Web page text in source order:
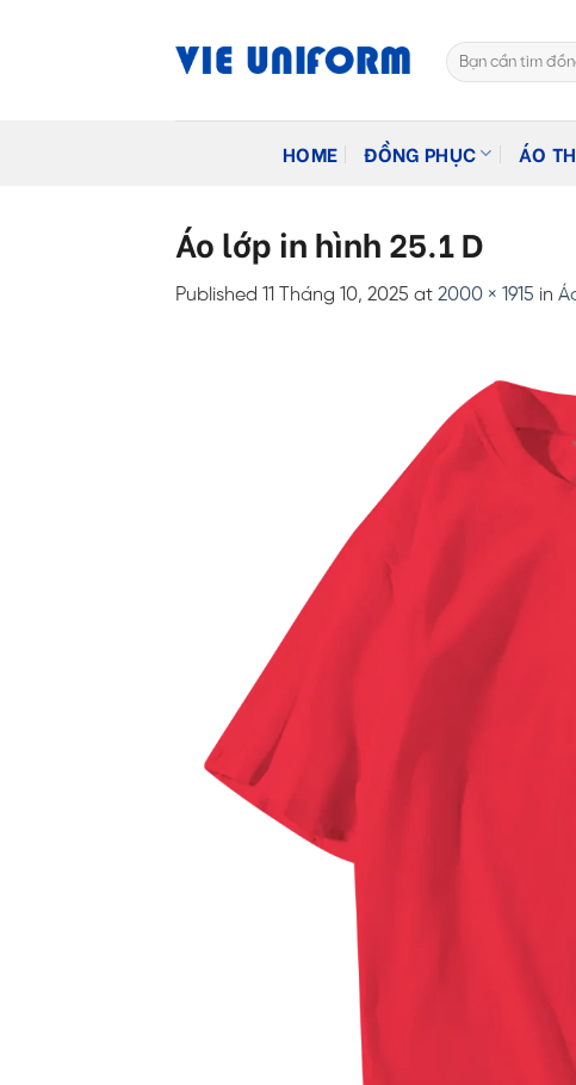
Tìm
kiếm:
HOME ĐỒNG PHỤC ÁO
Áo lớp in hình 25.1 D
Published 11 Tháng 10, 2025 at 2000 × 1915 in